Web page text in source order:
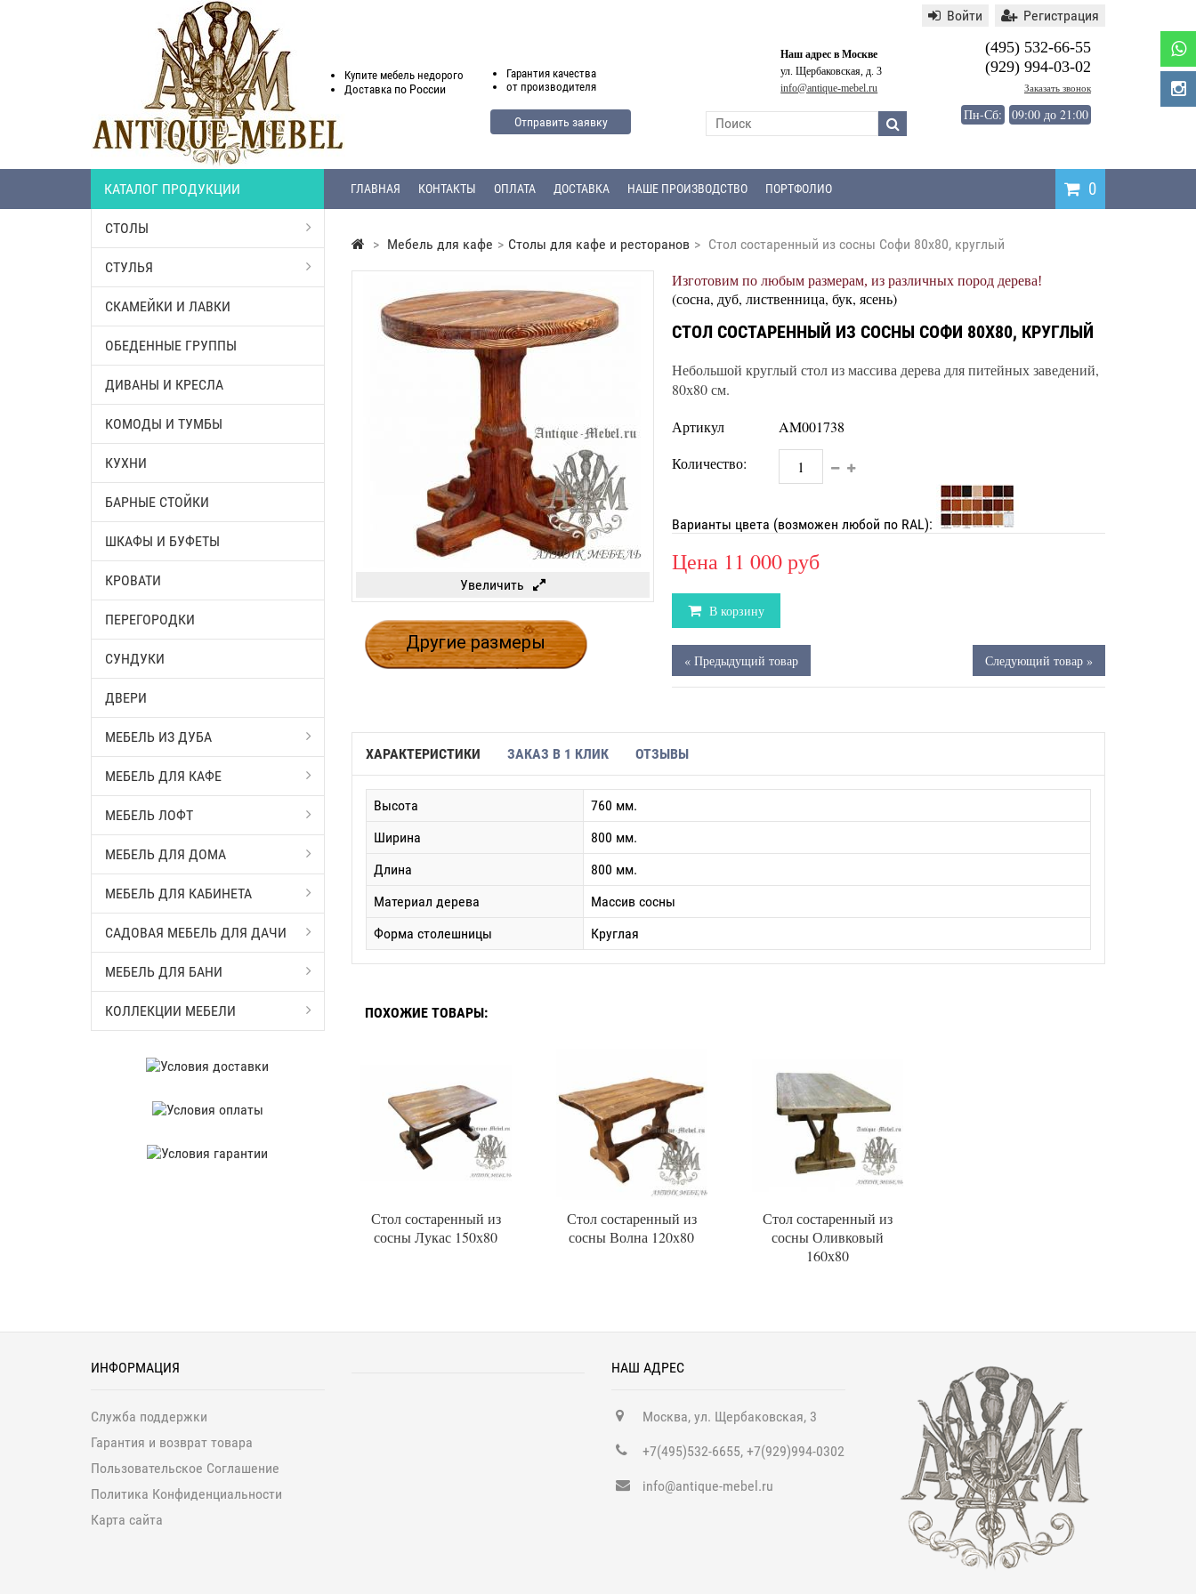
Купите мебель недорого
Доставка по России
Гарантия качества
от производителя
Отправить заявку
Наш адрес в Москве
ул. Щербаковская, д. 3
info@antique-mebel.ru
(495) 532-66-55
(929) 994-03-02
Заказать звонок
Пн-Сб: 09:00 до 21:00
Войти Регистрация
КАТАЛОГ ПРОДУКЦИИ 0
ГЛАВНАЯ КОНТАКТЫ ОПЛАТА ДОСТАВКА НАШЕ ПРОИЗВОДСТВО ПОРТФОЛИО
СТОЛЫ
СТУЛЬЯ
СКАМЕЙКИ И ЛАВКИ
ОБЕДЕННЫЕ ГРУППЫ
ДИВАНЫ И КРЕСЛА
КОМОДЫ И ТУМБЫ
КУХНИ
БАРНЫЕ СТОЙКИ
ШКАФЫ И БУФЕТЫ
КРОВАТИ
ПЕРЕГОРОДКИ
СУНДУКИ
ДВЕРИ
МЕБЕЛЬ ИЗ ДУБА
МЕБЕЛЬ ДЛЯ КАФЕ
МЕБЕЛЬ ЛОФТ
МЕБЕЛЬ ДЛЯ ДОМА
МЕБЕЛЬ ДЛЯ КАБИНЕТА
САДОВАЯ МЕБЕЛЬ ДЛЯ ДАЧИ
МЕБЕЛЬ ДЛЯ БАНИ
КОЛЛЕКЦИИ МЕБЕЛИ
> Мебель для кафе > Столы для кафе и ресторанов > Стол состаренный из сосны Софи 80х80, круглый
Увеличить
Другие размеры
Изготовим по любым размерам, из различных пород дерева!
(сосна, дуб, лиственница, бук, ясень)
СТОЛ СОСТАРЕННЫЙ ИЗ СОСНЫ СОФИ 80Х80, КРУГЛЫЙ
Небольшой круглый стол из массива дерева для питейных заведений,
80х80 см.
Артикул
AM001738
Количество:
Варианты цвета (возможен любой по RAL):
Цена 11 000 руб
В корзину
« Предыдущий товар Следующий товар »
ХАРАКТЕРИСТИКИ ЗАКАЗ В 1 КЛИК ОТЗЫВЫ
Высота
760 мм.
Ширина
800 мм.
Длина
800 мм.
Материал дерева
Массив сосны
Форма столешницы
Круглая
ПОХОЖИЕ ТОВАРЫ:
Стол состаренный из
сосны Лукас 150х80
Стол состаренный из
сосны Волна 120х80
Стол состаренный из
сосны Оливковый
160х80
ИНФОРМАЦИЯ
Служба поддержки
Гарантия и возврат товара
Пользовательское Соглашение
Политика Конфиденциальности
Карта сайта
НАШ АДРЕС
Москва, ул. Щербаковская, 3
+7(495)532-6655, +7(929)994-0302
info@antique-mebel.ru